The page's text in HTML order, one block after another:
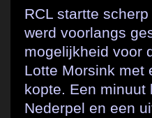
RCL startte
werd voorlangs
mogelijkheid voor
Lotte Morsink met
kopte. Een minuut
Nederpel en een